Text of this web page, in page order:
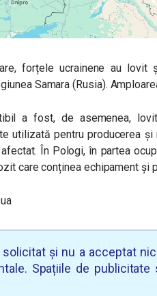
forțele ucrainene au
Samara (Rusia).
a fost, de asemenea,
utilizată pentru producerea
În Pologi, în partea
care conținea echipament și
solicitat și nu a acceptat
Spațiile de